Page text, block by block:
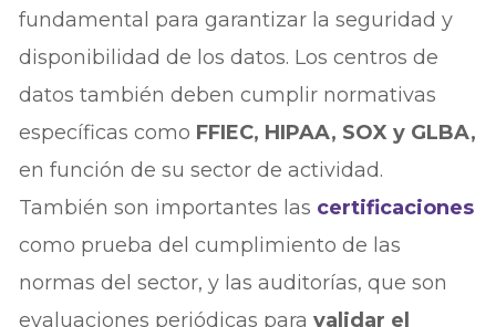
fundamental para garantizar la seguridad y
disponibilidad de los datos. Los centros de
datos también deben cumplir normativas
específicas como FFIEC, HIPAA, SOX y GLBA,
en función de su sector de actividad.
También son importantes las certificaciones
como prueba del cumplimiento de las
normas del sector, y las auditorías, que son
evaluaciones periódicas paravalidar el